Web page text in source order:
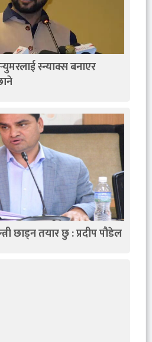
स्न्याक्स बनाएर
छाड्न तयार छु : प्रदीप पौडेल